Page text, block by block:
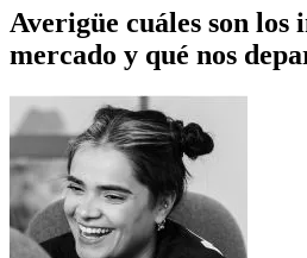
Averigüe cuáles son los
mercado y qué nos